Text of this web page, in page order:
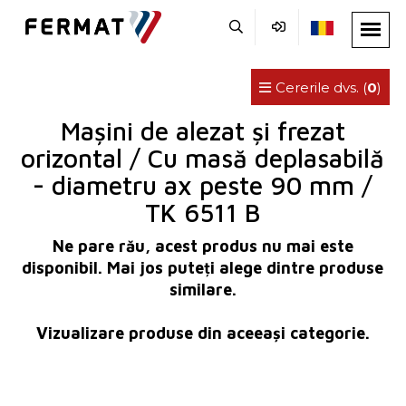
Cererile dvs. (0)
Mașini de alezat și frezat
orizontal / Cu masă deplasabilă
- diametru ax peste 90 mm /
TK 6511 B
Ne pare rău, acest produs nu mai este
disponibil. Mai jos puteți alege dintre produse
similare.
Vizualizare produse din aceeași categorie.